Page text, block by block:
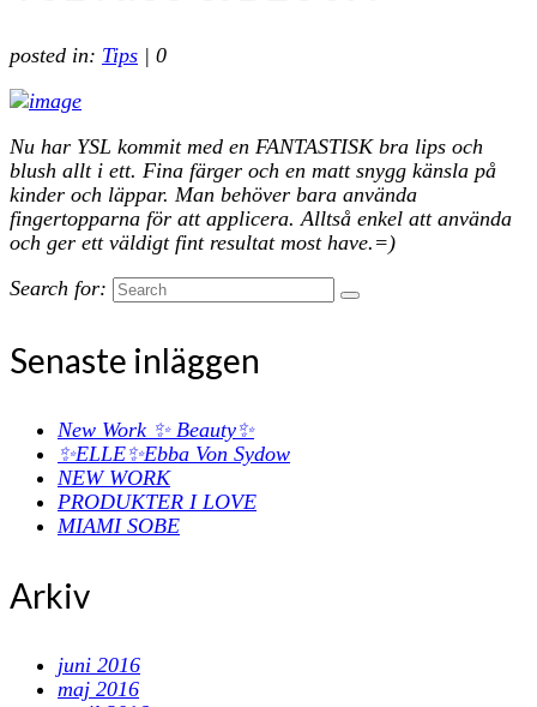
posted in: Tips | 0
Nu har YSL kommit med en FANTASTISK bra lips och
blush allt i ett. Fina färger och en matt snygg känsla på
kinder och läppar. Man behöver bara använda
fingertopparna för att applicera. Alltså enkel att använda
och ger ett väldigt fint resultat most have.=)
Search for:
Senaste inläggen
New Work ✨ Beauty✨
✨ELLE✨Ebba Von Sydow
NEW WORK
PRODUKTER I LOVE
MIAMI SOBE
Arkiv
juni 2016
maj 2016